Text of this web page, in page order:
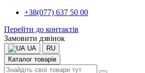
+38(077) 637 50 00
Перейти до контактів
Замовити дзвінок
UA
RU
Каталог товарів